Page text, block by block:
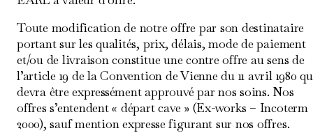
Toute modification de notre offre par son destinataire
portant sur les qualités, prix, délais, mode de paiement
et/ou de livraison constitue une contre offre au sens de
l’article 19 de la Convention de Vienne du 11 avril 1980
devra être expressément approuvé par nos soins. Nos
offres s’entendent « départ cave » (Ex-works – Incoterm
2000), sauf mention expresse figurant sur nos offres.